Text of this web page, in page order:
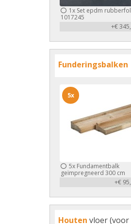
1x Set epdm
1017245
+€
Funderingsbalken
5x Fundamentbalk
geïmpregneerd 300 cm
+€
5x
Houten vloer (voor